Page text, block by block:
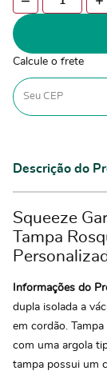
Calcule o frete
Descrição do
Squeeze
Tampa
Informações do
dupla isolada a
em cordão.
com uma argola
tampa possui um